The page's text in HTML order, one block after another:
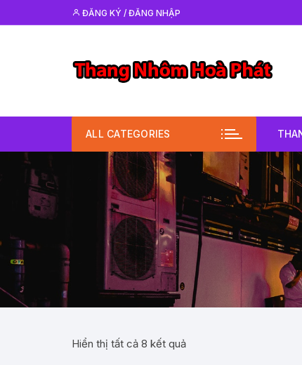
tới
ĐĂNG KÝ / ĐĂNG NHẬP
ALL CATEGORIES
Hiển thị tất cả 8 kết quả